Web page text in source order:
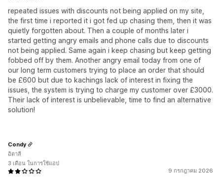
repeated issues with discounts not being applied on my site,
the first time i reported it i got fed up chasing them, then it was
quietly forgotten about. Then a couple of months later i
started getting angry emails and phone calls due to discounts
not being applied. Same again i keep chasing but keep getting
fobbed off by them. Another angry email today from one of
our long term customers trying to place an order that should
be £600 but due to kachings lack of interest in fixing the
issues, the system is trying to charge my customer over £3000.
Their lack of interest is unbelievable, time to find an alternative
solution!
9 กรกฎาคม 2026
Condy
อิตาลี
3 เดือน ในการใช้แอป